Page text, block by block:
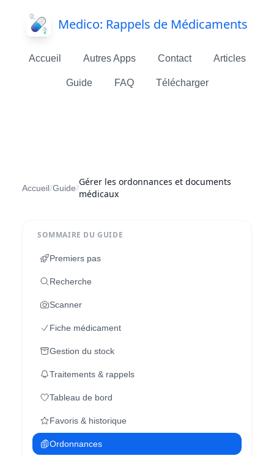
Medico: Rappels de Médicaments
Accueil Autres Apps Contact Articles
Guide FAQ Télécharger
Accueil/Guide/
Gérer les ordonnances et documents
médicaux
SOMMAIRE DU GUIDE
Premiers pas
Recherche
Scanner
Fiche médicament
Gestion du stock
Traitements & rappels
Tableau de bord
Favoris & historique
Ordonnances